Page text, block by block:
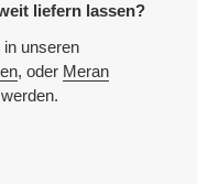
liefern lassen?
unseren
, oder Meran